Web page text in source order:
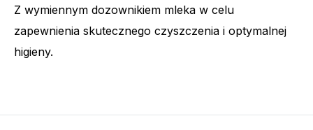
Z wymiennym dozownikiem mleka w celu
zapewnienia skutecznego czyszczenia i optymalnej
higieny.